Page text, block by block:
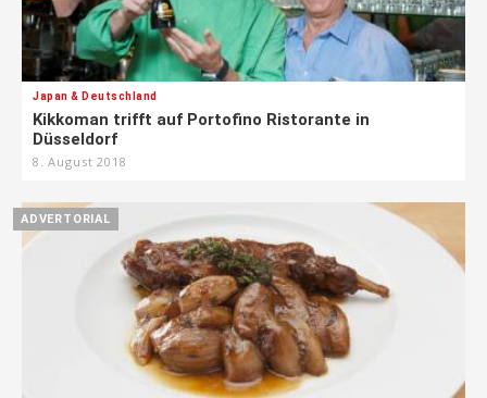
Japan & Deutschland
Kikkoman trifft auf Portofino Ristorante in
Düsseldorf
8. August 2018
ADVERTORIAL